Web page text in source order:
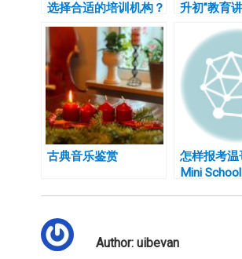
选择合适的培训机构？
升初”教育
古典音乐鉴赏
怎样报考
Mini School
Author:uibevan